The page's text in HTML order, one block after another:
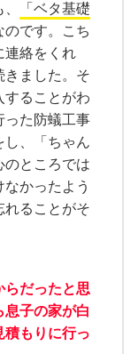
「ベタ基礎
のです。こち
連絡をくれ
ました。そ
することがわ
った防蟻工事
、「ちゃん
のところでは
かったよう
れることがそ
らだったと思
子の家が白
もりに行っ